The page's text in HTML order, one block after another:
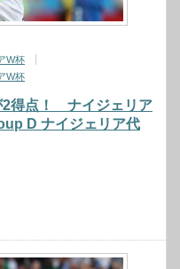
W杯
W杯
2得点！ ナイジェリア
D ナイジェリア代